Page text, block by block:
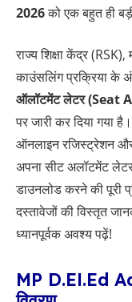
2026को एक बहुत ही
राज्य शिक्षा केंद्र (RSK),
काउंसलिंग प्रक्रिया के
ऑलॉटमेंट लेटर
पर जारी कर दिया गया
ऑनलाइन रजिस्ट्रेशन और
अपना सीट अलॉटमेंट
डाउनलोड करने की पूरी
दस्तावेजों की विस्तृत
ध्यानपूर्वक अवश्य पढ़ें!
MP D.El.Ed